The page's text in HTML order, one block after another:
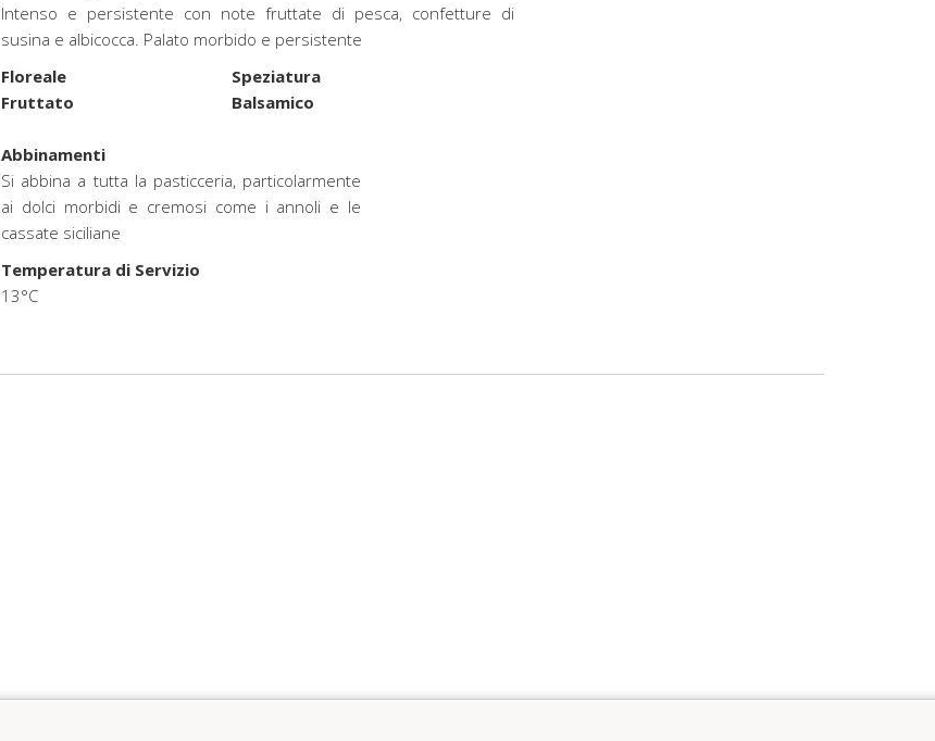
Intenso e persistente con note fruttate di pesca, confetture di
susina e albicocca. Palato morbido e persistente
Floreale
Speziatura
Fruttato
Balsamico
Abbinamenti
Si abbina a tutta la pasticceria, particolarmente
ai dolci morbidi e cremosi come i annoli e le
cassate siciliane
Temperatura di Servizio
13°C